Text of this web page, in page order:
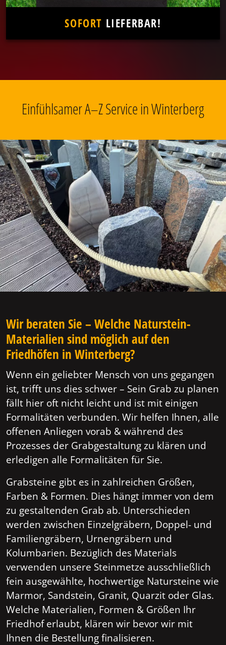
SOFORT LIEFERBAR!
Einfühlsamer A–Z Service in Winterberg
Wir beraten Sie – Welche Naturstein-
Materialien sind möglich auf den
Friedhöfen in Winterberg?
Wenn ein geliebter Mensch von uns gegangen
ist, trifft uns dies schwer – Sein Grab zu planen
fällt hier oft nicht leicht und ist mit einigen
Formalitäten verbunden. Wir helfen Ihnen, alle
offenen Anliegen vorab & während des
Prozesses der Grabgestaltung zu klären und
erledigen alle Formalitäten für Sie.
Grabsteine gibt es in zahlreichen Größen,
Farben & Formen. Dies hängt immer von dem
zu gestaltenden Grab ab. Unterschieden
werden zwischen Einzelgräbern, Doppel- und
Familiengräbern, Urnengräbern und
Kolumbarien. Bezüglich des Materials
verwenden unsere Steinmetze ausschließlich
fein ausgewählte, hochwertige Natursteine wie
Marmor, Sandstein, Granit, Quarzit oder Glas.
Welche Materialien, Formen & Größen Ihr
Friedhof erlaubt, klären wir bevor wir mit
Ihnen die Bestellung finalisieren.